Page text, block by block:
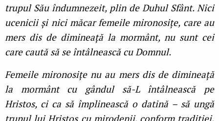
trupul Său îndumnezeit, plin de Duhul Sfânt. Nici
ucenicii și nici măcar femeile mironosiţe, care au
mers dis de dimineaţă la mormânt, nu sunt cei
care caută să se întâlnească cu Domnul.
Femeile mironosiţe nu au mers dis de dimineaţă
la mormânt cu gândul să-L întâlnească pe
Hristos, ci ca să împlinească o datină – să ungă
trupul lui Hristos cu mirodenii, conform tradiţiei.